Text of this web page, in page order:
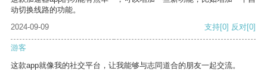
动切换线路的功能。
2024-09-09
支持[0] 反对[0]
游客
这款app就像我的社交平台，让我能够与志同道合的朋友一起交流。